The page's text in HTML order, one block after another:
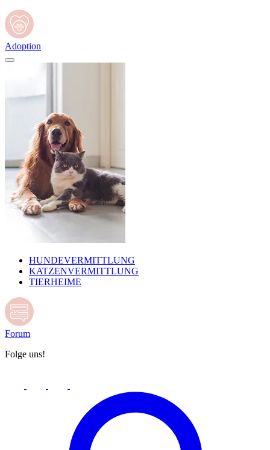
Adoption
HUNDEVERMITTLUNG
KATZENVERMITTLUNG
TIERHEIME
Forum
Folge uns!